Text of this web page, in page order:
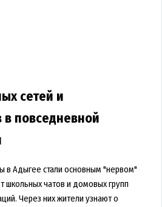
сетей и
повседневной
в Адыгее стали основным "нервом"
школьных чатов и домовых групп
Через них жители узнают о